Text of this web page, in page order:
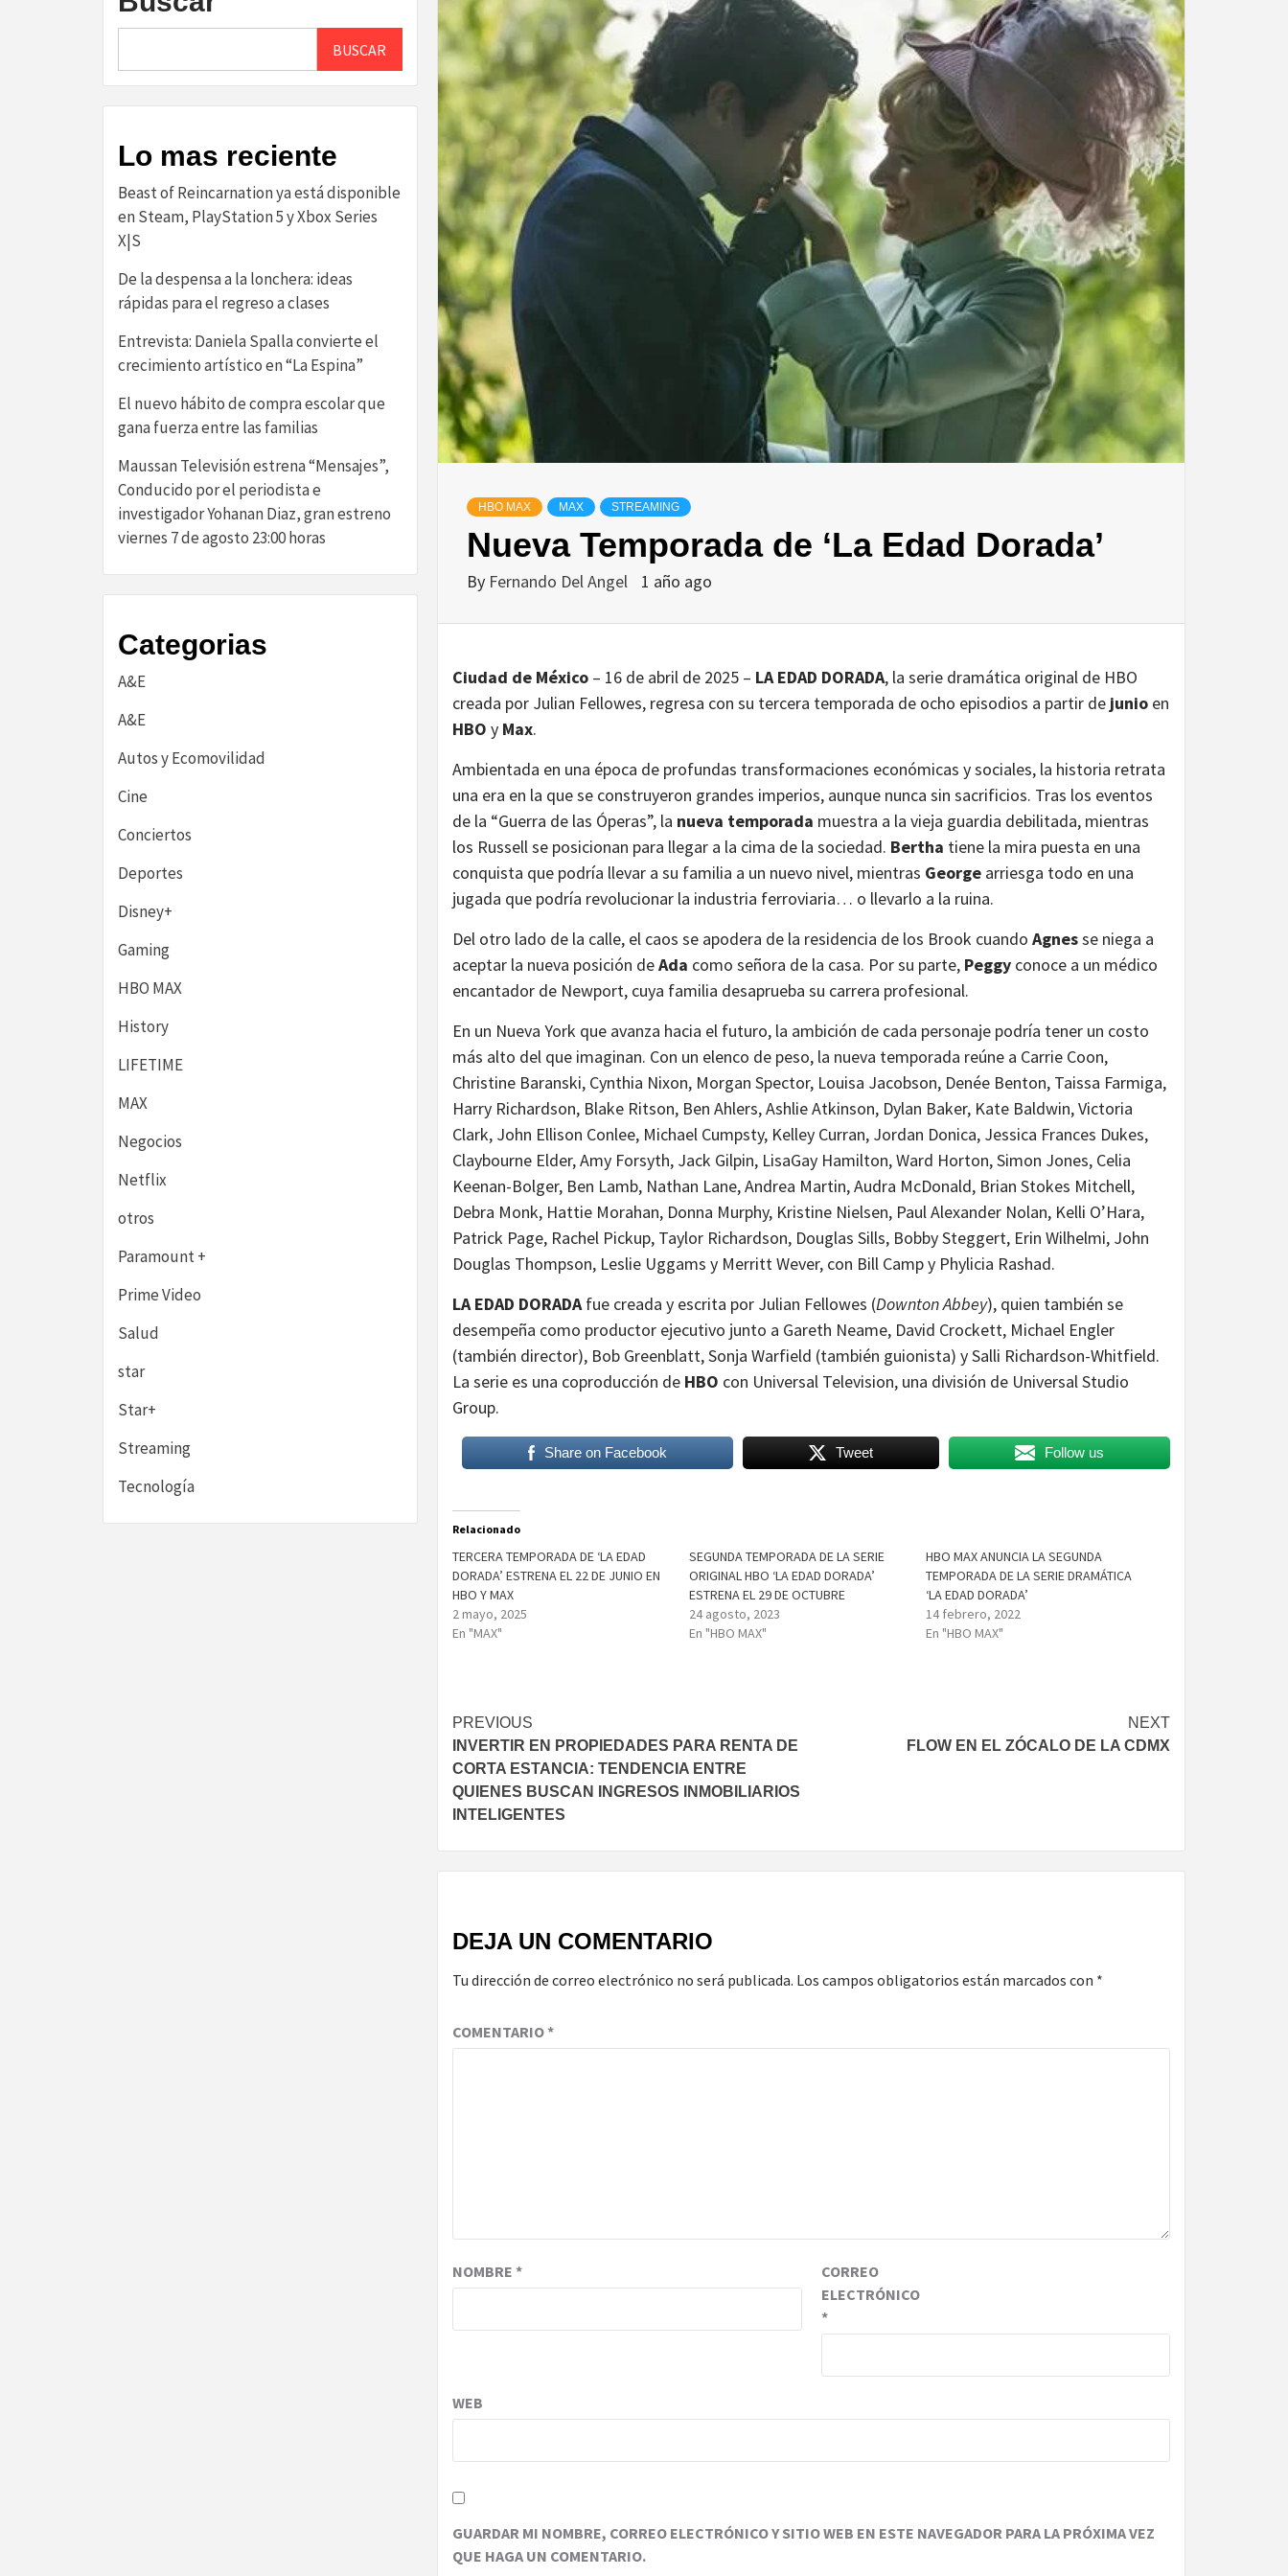
HBO MAX MAX STREAMING
Nueva Temporada de ‘La Edad Dorada’
By Fernando Del Angel 1 año ago
Ciudad de México – 16 de abril de 2025 – LA EDAD DORADA, la serie dramática original de HBO
creada por Julian Fellowes, regresa con su tercera temporada de ocho episodios a partir de junio en
HBO y Max.
Ambientada en una época de profundas transformaciones económicas y sociales, la historia retrata
una era en la que se construyeron grandes imperios, aunque nunca sin sacrificios. Tras los eventos
de la “Guerra de las Óperas”, la nueva temporada muestra a la vieja guardia debilitada, mientras
los Russell se posicionan para llegar a la cima de la sociedad. Bertha tiene la mira puesta en una
conquista que podría llevar a su familia a un nuevo nivel, mientras George arriesga todo en una
jugada que podría revolucionar la industria ferroviaria… o llevarlo a la ruina.
Del otro lado de la calle, el caos se apodera de la residencia de los Brook cuando Agnesse niega a
aceptar la nueva posición deAda como señora de la casa. Por su parte, Peggy conoce a un médico
encantador de Newport, cuya familia desaprueba su carrera profesional.
En un Nueva York que avanza hacia el futuro, la ambición de cada personaje podría tener un costo
más alto del que imaginan. Con un elenco de peso, la nueva temporada reúne a Carrie Coon,
Christine Baranski, Cynthia Nixon, Morgan Spector, Louisa Jacobson, Denée Benton, Taissa Farmiga,
Harry Richardson, Blake Ritson, Ben Ahlers, Ashlie Atkinson, Dylan Baker, Kate Baldwin, Victoria
Clark, John Ellison Conlee, Michael Cumpsty, Kelley Curran, Jordan Donica, Jessica Frances Dukes,
Claybourne Elder, Amy Forsyth, Jack Gilpin, LisaGay Hamilton, Ward Horton, Simon Jones, Celia
Keenan-Bolger, Ben Lamb, Nathan Lane, Andrea Martin, Audra McDonald, Brian Stokes Mitchell,
Debra Monk, Hattie Morahan, Donna Murphy, Kristine Nielsen, Paul Alexander Nolan, Kelli O’Hara,
Patrick Page, Rachel Pickup, Taylor Richardson, Douglas Sills, Bobby Steggert, Erin Wilhelmi, John
Douglas Thompson, Leslie Uggams y Merritt Wever, con Bill Camp y Phylicia Rashad.
LA EDAD DORADAfue creada y escrita por Julian Fellowes (Downton Abbey), quien también se
desempeña como productor ejecutivo junto a Gareth Neame, David Crockett, Michael Engler
(también director), Bob Greenblatt, Sonja Warfield (también guionista) y Salli Richardson-Whitfield.
La serie es una coproducción de HBO con Universal Television, una división de Universal Studio
Group.
Share on Facebook Tweet Follow us
Relacionado
TERCERA TEMPORADA DE ‘LA EDAD
DORADA’ ESTRENA EL 22 DE JUNIO EN
HBO Y MAX
2 mayo, 2025
En "MAX"
SEGUNDA TEMPORADA DE LA SERIE
ORIGINAL HBO ‘LA EDAD DORADA’
ESTRENA EL 29 DE OCTUBRE
24 agosto, 2023
En "HBO MAX"
HBO MAX ANUNCIA LA SEGUNDA
TEMPORADA DE LA SERIE DRAMÁTICA
‘LA EDAD DORADA’
14 febrero, 2022
En "HBO MAX"
Post
navigation
PREVIOUS
INVERTIR EN PROPIEDADES PARA RENTA DE
CORTA ESTANCIA: TENDENCIA ENTRE
QUIENES BUSCAN INGRESOS INMOBILIARIOS
INTELIGENTES
NEXT
FLOW EN EL ZÓCALO DE LA CDMX
DEJA UN COMENTARIO
Tu dirección de correo electrónico no será publicada. Los campos obligatorios están marcados con *
COMENTARIO*
NOMBRE *
CORREO
ELECTRÓNICO
*
WEB
GUARDAR MI NOMBRE, CORREO ELECTRÓNICO Y SITIO WEB EN ESTE NAVEGADOR PARA LA PRÓXIMA VEZ
QUE HAGA UN COMENTARIO.
BUSCAR
Lo mas reciente
Beast of Reincarnation ya está disponible
en Steam, PlayStation 5 y Xbox Series
X|S
De la despensa a la lonchera: ideas
rápidas para el regreso a clases
Entrevista: Daniela Spalla convierte el
crecimiento artístico en “La Espina”
El nuevo hábito de compra escolar que
gana fuerza entre las familias
Maussan Televisión estrena “Mensajes”,
Conducido por el periodista e
investigador Yohanan Diaz, gran estreno
viernes 7 de agosto 23:00 horas
Categorias
A&E
A&E
Autos y Ecomovilidad
Cine
Conciertos
Deportes
Disney+
Gaming
HBO MAX
History
LIFETIME
MAX
Negocios
Netflix
otros
Paramount +
Prime Video
Salud
star
Star+
Streaming
Tecnología